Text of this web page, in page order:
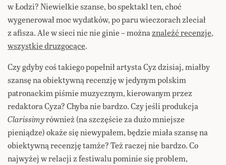
w Łodzi? Niewielkie szanse, bo spektakl ten, choć
wygenerował moc wydatków, po paru wieczorach zleciał
z afisza. Ale w sieci nic nie ginie – możnaznaleźć recenzje,
wszystkie druzgocące.
Czy gdyby coś takiego popełnił artysta Cyz dzisiaj, miałby
szansę na obiektywną recenzję w jedynym polskim
patronackim piśmie muzycznym, kierowanym przez
redaktora Cyza? Chyba nie bardzo. Czy jeśli produkcja
Clarissimyrównież (na szczęście za dużo mniejsze
pieniądze) okaże się niewypałem, będzie miała szansę na
obiektywną recenzję tamże? Też raczej nie bardzo. Co
najwyżej w relacji z festiwalu pominie się problem,